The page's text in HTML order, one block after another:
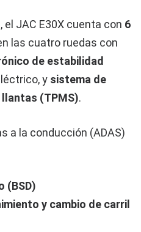
JAC E30X cuenta con 6
las cuatro ruedas con
de estabilidad
y sistema de
(TPMS).
a la conducción (ADAS)
(BSD)
y cambio de carril